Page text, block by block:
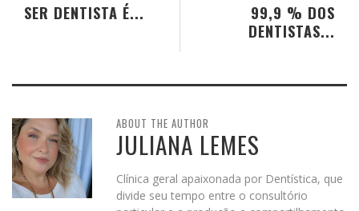
99,9 % DOS
DENTISTAS...
SER DENTISTA É...
ABOUT THE AUTHOR
JULIANA LEMES
Clínica geral apaixonada por Dentística, que
divide seu tempo entre o consultório